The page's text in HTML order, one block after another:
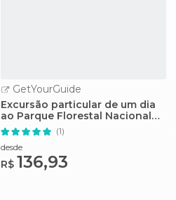
GetYourGuide
Excursão particular de um dia
ao Parque Florestal Nacional
de Zhangjiajie
(1)
desde
R$ 136,93